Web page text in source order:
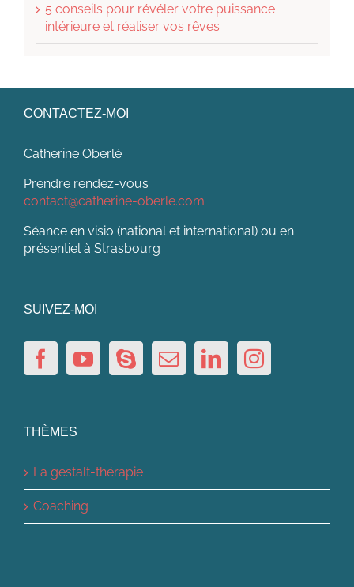
5 conseils pour révéler votre puissance
intérieure et réaliser vos rêves
CONTACTEZ-MOI
Catherine Oberlé
Prendre rendez-vous :
contact@catherine-oberle.com
Séance en visio (national et international) ou en
présentiel à Strasbourg
SUIVEZ-MOI
THÈMES
La gestalt-thérapie
Coaching